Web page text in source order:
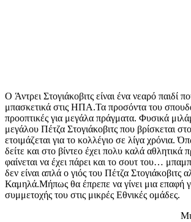
O Άντρει Στογιάκοβιτς είναι ένα νεαρό παιδί
μπασκετικά στις ΗΠΑ.Τα προσόντα του
προοπτικές για μεγάλα πράγματα. Φυσικά
μεγάλου Πέτζα Στογιάκοβιτς που βρίσκεται
ετοιμάζεται για το κολλέγιο σε λίγα χρόνια.
δείτε και στο βίντεο έχει πολυ καλά αθλητικά
φαίνεται να έχει πάρει και το σουτ του…
δεν είναι απλά ο γιός του Πέτζα Στογιάκοβιτς
Καμηλά.Μήπως θα έπρεπε να γίνει μια επαφή
συμμετοχής του στις μικρές Εθνικές ομάδες.